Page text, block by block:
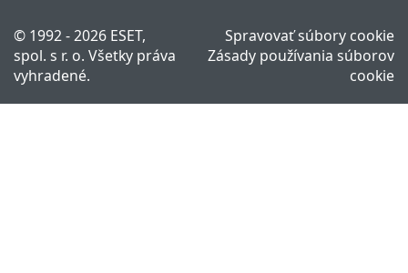
© 1992 - 2026 ESET,
spol. s r. o. Všetky práva
vyhradené.
Spravovať súbory cookie
Zásady používania súborov
cookie